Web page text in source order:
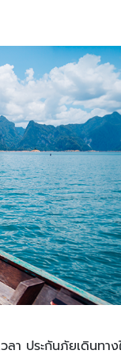
า ประกันภัยเดินทา